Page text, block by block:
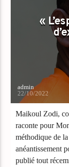
«
admin
22/10/2022
Maikoul Zodi,
raconte pour
méthodique de
anéantissement
publié tout